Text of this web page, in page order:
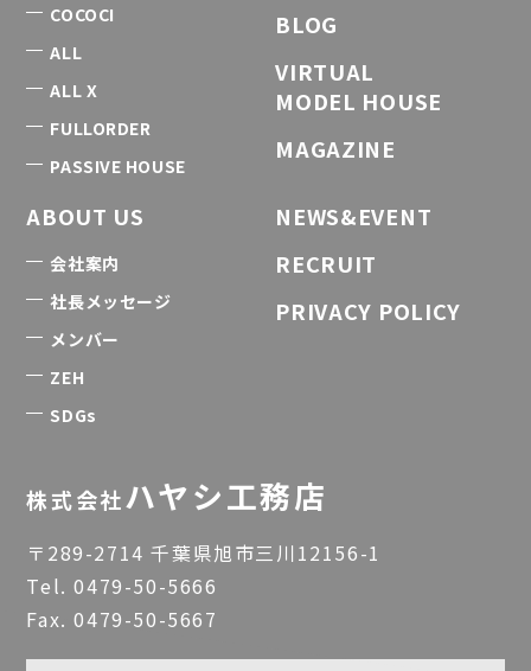
COCOCI
ALL
ALL X
FULLORDER
PASSIVE HOUSE
BLOG
VIRTUAL
MODEL HOUSE
MAGAZINE
ABOUT US
会社案内
社長メッセージ
メンバー
ZEH
SDGs
NEWS&EVENT
RECRUIT
PRIVACY POLICY
株式会社ハヤシ工務店
〒289-2714 千葉県旭市三川12156-1
Tel.0479-50-5666
Fax. 0479-50-5667